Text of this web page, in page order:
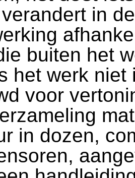
in
buiten het
het werk niet
voor
in dozen,